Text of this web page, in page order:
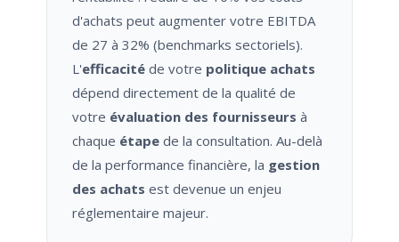
d'achats peut augmenter votre EBITDA
de 27 à 32% (benchmarks sectoriels).
L'efficacité de votre politique achats
dépend directement de la qualité de
votre évaluation des fournisseurs à
chaque étape de la consultation. Au-delà
de la performance financière, la gestion
des achats est devenue un enjeu
réglementaire majeur.